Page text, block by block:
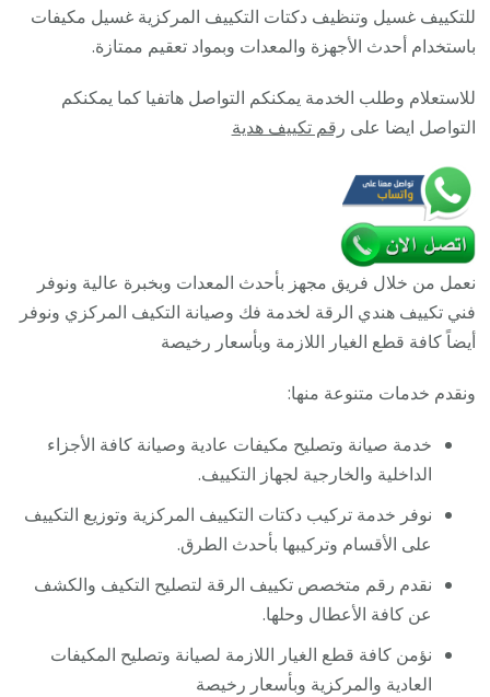
/
فني
للتكييف غسيل وتنظيف دكتات التكييف المركزية غسيل مكيفات
باستخدام أحدث الأجهزة والمعدات وبمواد تعقيم ممتازة.
للاستعلام وطلب الخدمة يمكنكم التواصل هاتفيا كما يمكنكم
التواصل ايضا على رقم تكييف هدية
نعمل من خلال فريق مجهز بأحدث المعدات وبخبرة عالية ونوفر
فني تكييف هندي الرقة لخدمة فك وصيانة التكيف المركزي ونوفر
أيضاً كافة قطع الغيار اللازمة وبأسعار رخيصة
ونقدم خدمات متنوعة منها:
خدمة صيانة وتصليح مكيفات عادية وصيانة كافة الأجزاء
الداخلية والخارجية لجهاز التكييف.
نوفر خدمة تركيب دكتات التكييف المركزية وتوزيع التكييف
على الأقسام وتركيبها بأحدث الطرق.
نقدم رقم متخصص تكييف الرقة لتصليح التكيف والكشف
عن كافة الأعطال وحلها.
نؤمن كافة قطع الغيار اللازمة لصيانة وتصليح المكيفات
العادية والمركزية وبأسعار رخيصة